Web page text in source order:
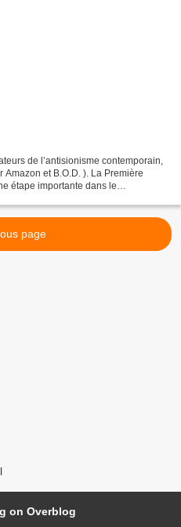
de l’antisionisme contemporain,
et B.O.D. ). La Première
étape importante dans le
page
on Overblog